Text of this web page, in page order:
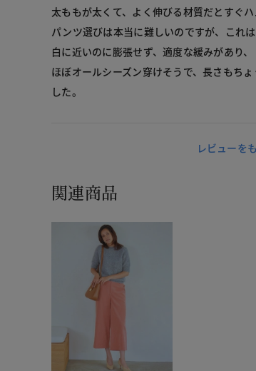
太ももが太くて、よく伸びる材質だとすぐハ
パンツ選びは本当に難しいのですが、これは
白に近いのに膨張せず、適度な緩みがあり
ほぼオールシーズン穿けそうで、長さもち
した。
レビューを
関連商品